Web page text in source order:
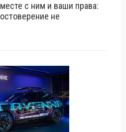
с ним и ваши права:
не